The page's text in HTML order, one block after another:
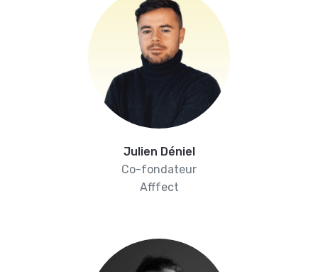
Julien Déniel
Co-fondateur
Afffect